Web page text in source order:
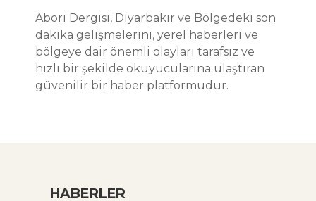
Abori Dergisi, Diyarbakır ve Bölgedeki son
dakika gelişmelerini, yerel haberleri ve
bölgeye dair önemli olayları tarafsız ve
hızlı bir şekilde okuyucularına ulaştıran
güvenilir bir haber platformudur.
HABERLER